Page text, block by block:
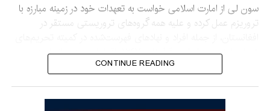
سون لی از امارت اسلامی خواست به تعهدات خود در زمینه مبارزه با
تروریزم عمل کرده و علیه همه گروه‌های تروریستی مستقر در
شورای امنیت بر اساس قطعنامه ۱۲۶۷، اقدامات جدی انجام دهد.
او هشدار داد که نباید اجازه داده شود افغانستان دوباره به محل رشد و
CONTINUE READING